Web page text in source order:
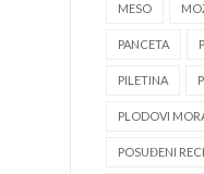
MESO
PANCETA
PILETINA
PLODOVI
POSUĐENI